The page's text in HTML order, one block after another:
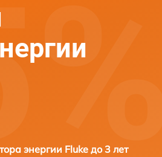
энергии Fluke до 3 лет